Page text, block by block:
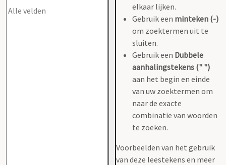
elkaar lijken.
Gebruik een minteken (-)
om zoektermen uit te
sluiten.
Gebruik een Dubbele
aanhalingstekens (" ")
aan het begin en einde
van uw zoektermen om
naar de exacte
combinatie van woorden
te zoeken.
Voorbeelden van het gebruik
van deze leestekens en meer